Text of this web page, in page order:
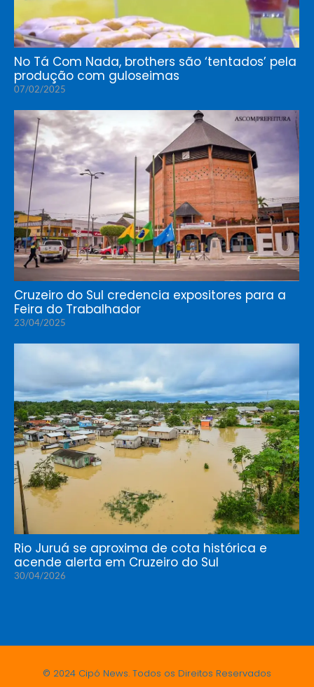
No Tá Com Nada, brothers são ‘tentados’ pela
produção com guloseimas
07/02/2025
Cruzeiro do Sul credencia expositores para a
Feira do Trabalhador
23/04/2025
Rio Juruá se aproxima de cota histórica e
acende alerta em Cruzeiro do Sul
30/04/2026
© 2024 Cipó News. Todos os Direitos Reservados